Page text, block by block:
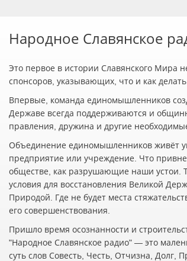
Народное Славянское
Это первое в истории Славянского Мира
спонсоров, указывающих, что и как делать.
Впервые, команда единомышленников
Державе всегда поддерживаются и
правления, дружина и другие
Объединение единомышленников живёт
предприятие или учреждение. Что
обществе, как разрушающие наши устои.
условия для восстановления Великой
Природой. Где не будет места
его совершенствования.
Пришло время осознанности и
"Народное Славянское радио" — это
суть слов Совесть, Честь, Отчизна, Долг,